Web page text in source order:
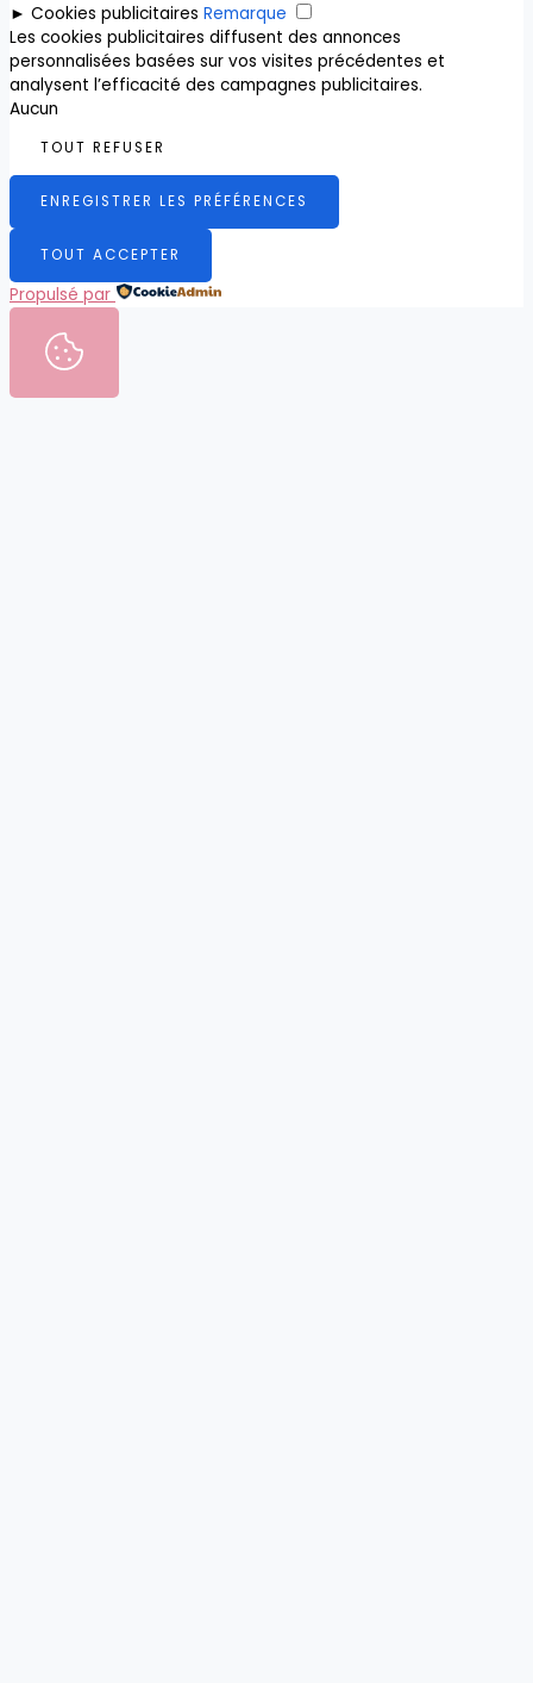
► Cookies publicitaires Remarque
Les cookies publicitaires diffusent des annonces
personnalisées basées sur vos visites précédentes et
analysent l’efficacité des campagnes publicitaires.
Aucun
TOUT REFUSER
ENREGISTRER LES PRÉFÉRENCES
TOUT ACCEPTER
Propulsé par